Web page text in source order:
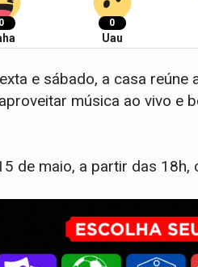
0 0
Uau
e sábado, a casa reúne
música ao vivo e
de maio, a partir das 18h,